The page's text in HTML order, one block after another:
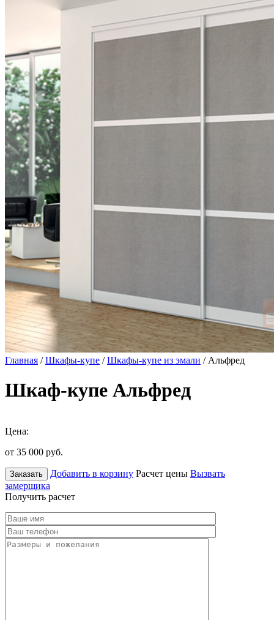
Главная /Шкафы-купе /Шкафы-купе из эмали / Альфред
Шкаф-купе Альфред
Цена:
от 35 000 руб.
Заказать Добавить в корзину Расчет цены Вызвать
замерщика
Получить расчет